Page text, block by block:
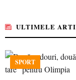
ULTIMELE
SPORT